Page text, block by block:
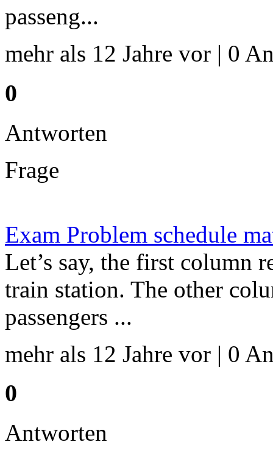
passeng...
mehr als 12 Jahre vor | 0
0
Antworten
Frage
Exam Problem schedule
Let’s say, the first column
train station. The other
passengers ...
mehr als 12 Jahre vor | 0
0
Antworten